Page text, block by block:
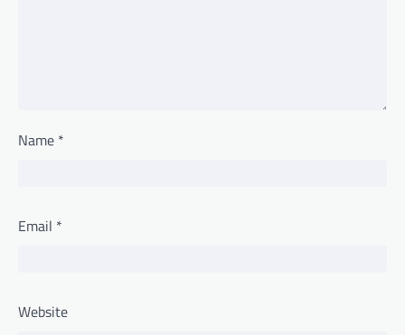
Name *
Email *
Website